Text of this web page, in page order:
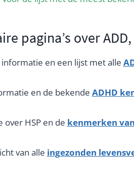
pagina’s over ADD,
informatie en een lijst met alle
en de bekende ADHD
over HSP en de kenmerken
van alle ingezonden